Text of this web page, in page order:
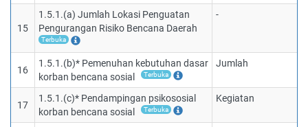
15
1.5.1.(a) Jumlah Lokasi Penguatan
Pengurangan Risiko Bencana Daerah
Terbuka
-
16
1.5.1.(b)* Pemenuhan kebutuhan dasar
korban bencana sosial
Terbuka
Jumlah
17
1.5.1.(c)* Pendampingan psikososial
korban bencana sosial
Terbuka
Kegiatan